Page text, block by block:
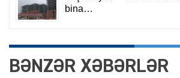
BƏNZƏR XƏBƏRLƏR